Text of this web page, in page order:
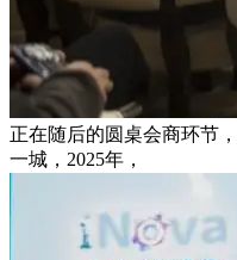
正在随后的圆桌会商环节
一城，2025年，